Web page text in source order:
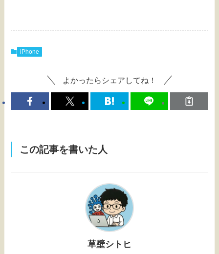
iPhone
よかったらシェアしてね！
この記事を書いた人
草壁シトヒ